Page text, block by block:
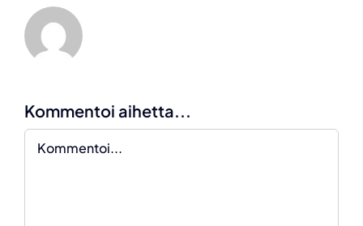
Kommentoi aihetta...
Kommentti